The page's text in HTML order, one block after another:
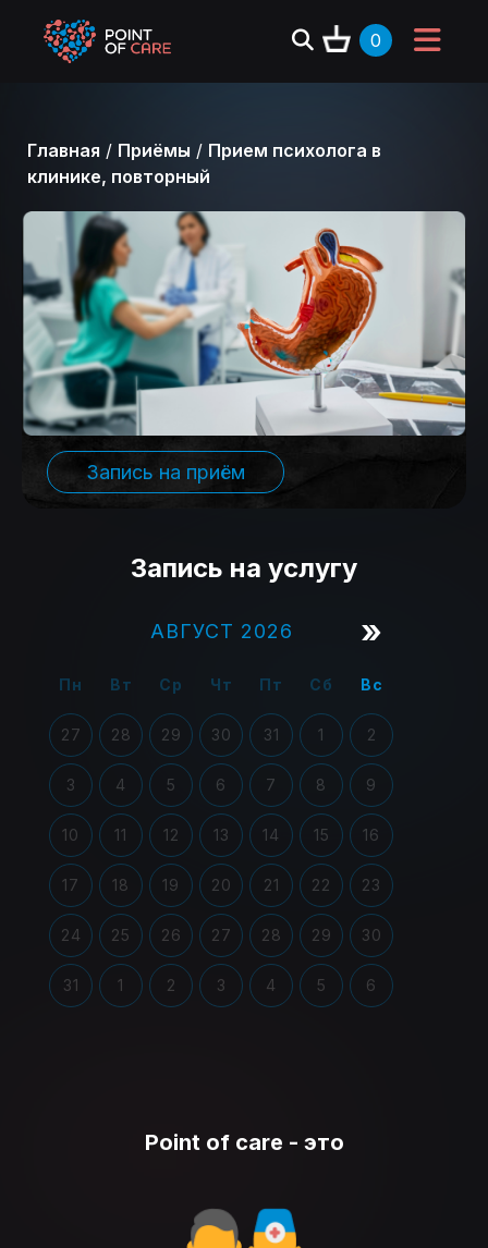
0
Главная / Приёмы / Прием психолога в
клинике, повторный
Запись на приём
Запись на услугу
АВГУСТ 2026 »
Пн Вт Ср Чт Пт Сб Вс
27 28 29 30 31 1 2
3 4 5 6 7 8 9
10 11 12 13 14 15 16
17 18 19 20 21 22 23
24 25 26 27 28 29 30
31 1 2 3 4 5 6
Point of care - это